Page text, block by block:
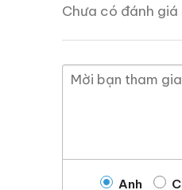
Medal
3.660.000 ₫
Tại sao tin tưởng
Chưa có đánh giá
Anh